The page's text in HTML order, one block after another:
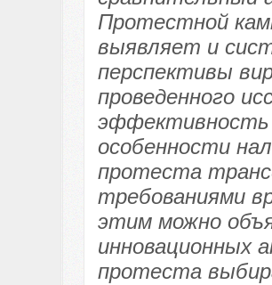
Протестной
выявляет и
перспективы
проведенного
эффективность
особенности
протеста
требованиями
этим можно
инновационных
протеста